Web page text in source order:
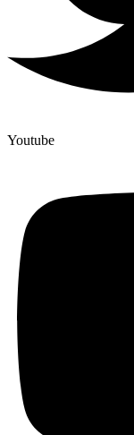
Youtube